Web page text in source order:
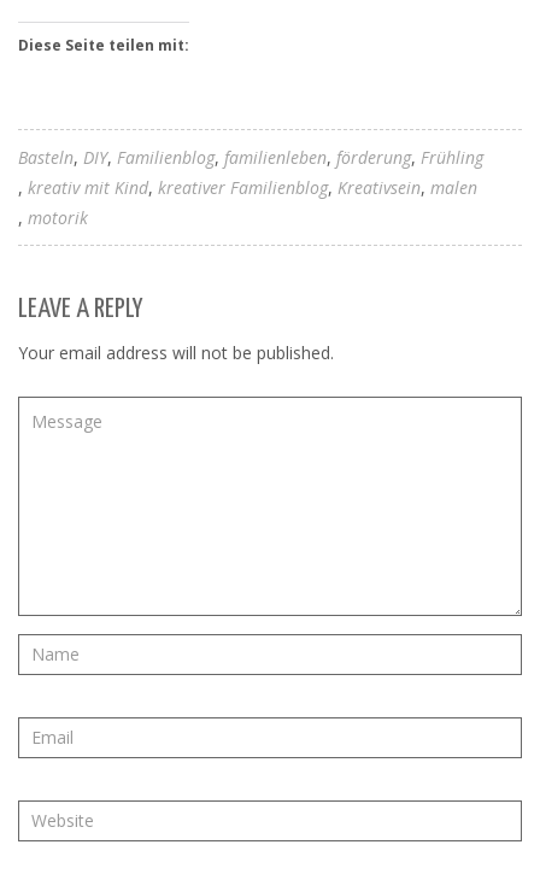
Diese Seite teilen mit:
Basteln DIY Familienblog familienleben förderung Frühling
kreativ mit Kind kreativer Familienblog Kreativsein malen
motorik
LEAVE A REPLY
Your email address will not be published.